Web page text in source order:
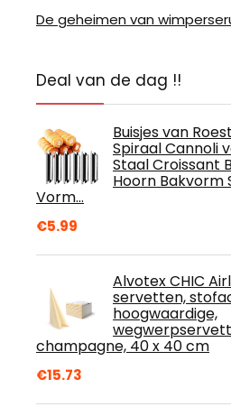
De geheimen van
Deal van de dag !!
Buisjes van
Spiraal Cannoli
Staal Croissant
Hoorn Bakvorm
Vorm…
€5.99
Alvotex CHIC
servetten,
hoogwaardige,
champagne, 40 x 40 cm
€15.73